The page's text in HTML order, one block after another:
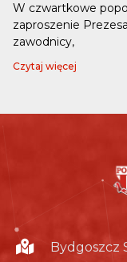
W czwartkowe
zaproszenie
zawodnicy,
Czytaj więcej
Bydgoszcz